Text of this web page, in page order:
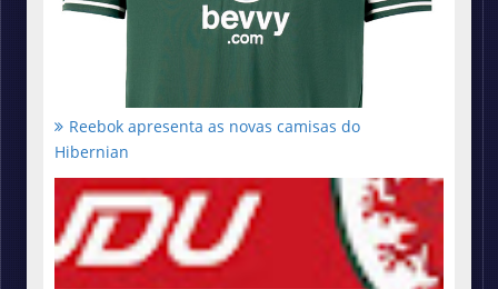
Reebok apresenta as novas camisas do
Hibernian